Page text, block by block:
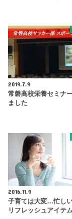
2019.7.9
常磐高校栄養セミナ
ました
2016.11.9
子育ては大変…忙し
リフレッシュアイテ